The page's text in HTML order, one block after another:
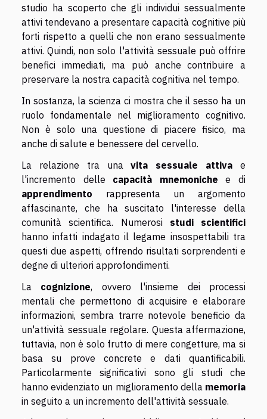
studio ha scoperto che gli individui sessualmente
attivi tendevano a presentare capacità cognitive più
forti rispetto a quelli che non erano sessualmente
attivi. Quindi, non solo l'attività sessuale può offrire
benefici immediati, ma può anche contribuire a
preservare la nostra capacità cognitiva nel tempo.
In sostanza, la scienza ci mostra che il sesso ha un
ruolo fondamentale nel miglioramento cognitivo.
Non è solo una questione di piacere fisico, ma
anche di salute e benessere del cervello.
La relazione tra unavita sessuale attiva e
l'incremento delle capacità mnemoniche e di
apprendimento rappresenta un argomento
affascinante, che ha suscitato l'interesse della
comunità scientifica. Numerosi studi scientifici
hanno infatti indagato il legame insospettabili tra
questi due aspetti, offrendo risultati sorprendenti e
degne di ulteriori approfondimenti.
La cognizione, ovvero l'insieme dei processi
mentali che permettono di acquisire e elaborare
informazioni, sembra trarre notevole beneficio da
un'attività sessuale regolare. Questa affermazione,
tuttavia, non è solo frutto di mere congetture, ma si
basa su prove concrete e dati quantificabili.
Particolarmente significativi sono gli studi che
hanno evidenziato un miglioramento della memoria
in seguito a un incremento dell'attività sessuale.